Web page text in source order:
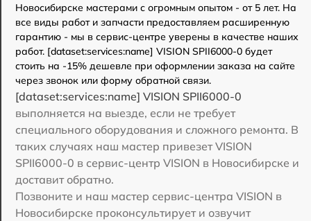
Новосибирске мастерами с огромным опытом - от 5 лет. На
все виды работ и запчасти предоставляем расширенную
гарантию - мы в сервис-центре уверены в качестве наших
работ. [dataset:services:name] VISION SPII6000-0 будет
стоить на -15% дешевле при оформлении заказа на сайте
через звонок или форму обратной связи.
[dataset:services:name] VISION SPII6000-0
выполняется на выезде, если не требует
специального оборудования и сложного ремонта. В
таких случаях наш мастер привезет VISION
SPII6000-0 в сервис-центр VISION в Новосибирске и
доставит обратно.
Позвоните и наш мастер сервис-центра VISION в
Новосибирске проконсультирует и озвучит